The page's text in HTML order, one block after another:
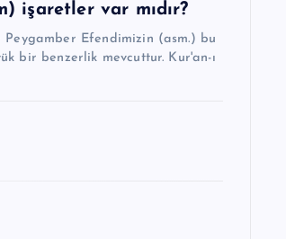
işaretler var mıdır?
Peygamber Efendimizin (asm.) bu
bir benzerlik mevcuttur. Kur'an-ı